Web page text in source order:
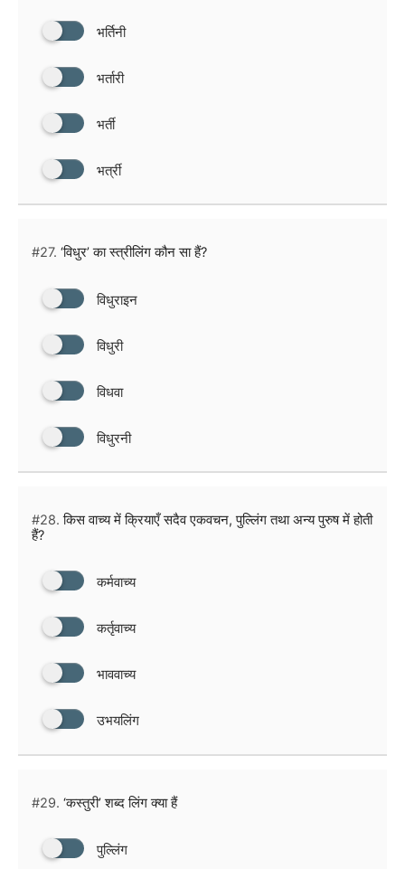
भर्तिनी
भर्तारी
भर्ती
भर्त्री
#27. ‘विधुर’ का स्त्रीलिंग कौन सा हैं?
विधुराइन
विधुरी
विधवा
विधुरनी
#28. किस वाच्य में क्रियाएँ सदैव एकवचन, पुल्लिंग तथा अन्य पुरुष में होती
हैं?
कर्मवाच्य
कर्तृवाच्य
भाववाच्य
उभयलिंग
#29. ‘कस्तुरी’ शब्द लिंग क्या हैं
पुल्लिंग